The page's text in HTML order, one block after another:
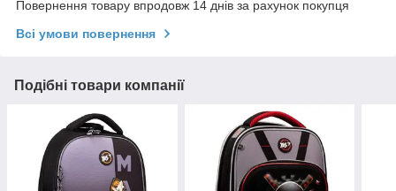
Повернення товару впродовж 14 днів за рахунок покупця
Всі умови повернення
Подібні товари компанії